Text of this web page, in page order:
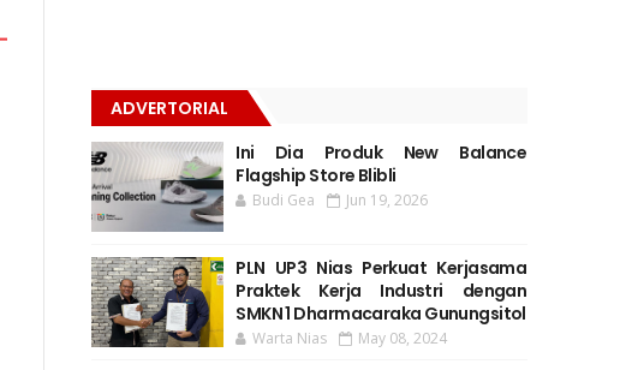
ADVERTORIAL
Ini Dia Produk New Balance
Flagship Store Blibli
Budi Gea Jun 19, 2026
PLN UP3 Nias Perkuat Kerjasama
Praktek Kerja Industri dengan
SMKN 1 Dharmacaraka Gunungsitol
Warta Nias May 08, 2024